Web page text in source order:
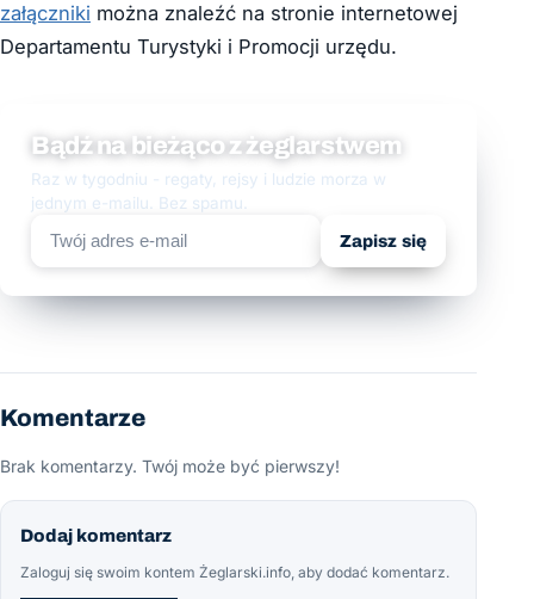
załączniki można znaleźć na stronie internetowej
Departamentu Turystyki i Promocji urzędu.
Bądź na bieżąco z żeglarstwem
Raz w tygodniu - regaty, rejsy i ludzie morza w
jednym e-mailu. Bez spamu.
Zapisz się
Komentarze
Brak komentarzy. Twój może być pierwszy!
Dodaj komentarz
Zaloguj się swoim kontem Żeglarski.info, aby dodać komentarz.